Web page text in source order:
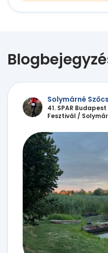
Solymárné
41. SPAR
Fesztivál /